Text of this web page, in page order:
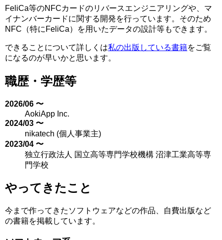
FeliCa等のNFCカードのリバースエンジニアリングや、マ
イナンバーカードに関する開発を行っています。そのため
NFC（特にFeliCa）を用いたデータの設計等もできます。
できることについて詳しくは私の出版している書籍をご覧
になるのが早いかと思います。
職歴・学歴等
2026/06 〜
AokiApp Inc.
2024/03 〜
nikatech (個人事業主)
2023/04 〜
独立行政法人 国立高等専門学校機構 沼津工業高等専
門学校
やってきたこと
今まで作ってきたソフトウェアなどの作品、自費出版など
の書籍を掲載しています。